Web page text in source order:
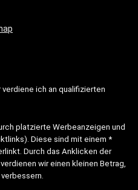
ich an qualifizierten
platzierte Werbeanzeigen und
Diese sind mit einem *
Durch das Anklicken der
wir einen kleinen Betrag,